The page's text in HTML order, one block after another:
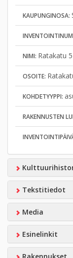
KAUPUNGINOSA:
NIMI: Ratakatu 5
OSOITE:
KOHDETYYPPI:
RAKENNUSTEN
Tekstitiedot
Media
Esinelinkit